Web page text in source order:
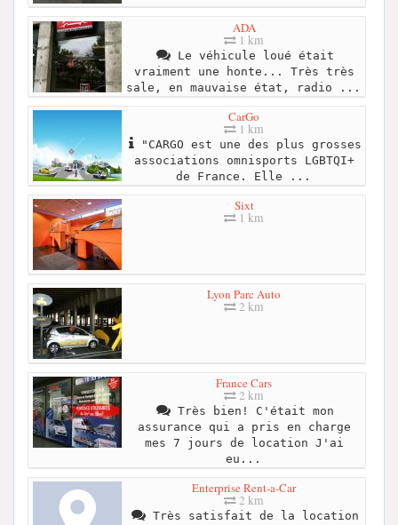
ADA
1 km
Le véhicule loué était
vraiment une honte... Très très
sale, en mauvaise état, radio ...
CarGo
1 km
"CARGO est une des plus grosses
associations omnisports LGBTQI+
de France. Elle ...
Sixt
1 km
Lyon Parc Auto
2 km
France Cars
2 km
Très bien! C'était mon
assurance qui a pris en charge
mes 7 jours de location J'ai
eu...
Enterprise Rent-a-Car
2 km
Très satisfait de la location